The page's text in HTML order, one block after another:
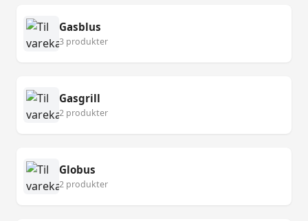
Gasblus
3 produkter
Gasgrill
2 produkter
Globus
2 produkter